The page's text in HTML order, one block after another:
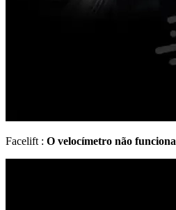
Facelift : O velocímetro não funciona